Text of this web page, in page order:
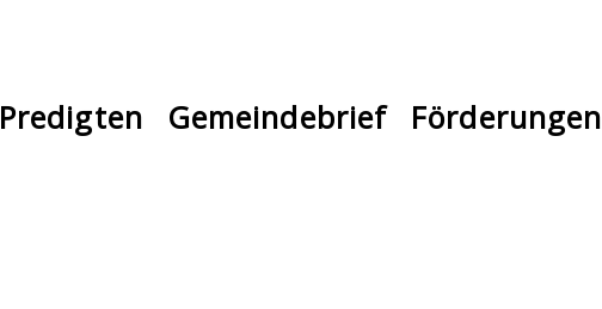
Predigten Gemeindebrief Förderungen